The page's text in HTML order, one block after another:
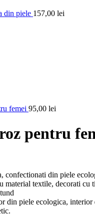
din piele 157,00 lei
femei 95,00 lei
pentru
confectionati din piele
material textile, decorati cu
din piele ecologica, interior